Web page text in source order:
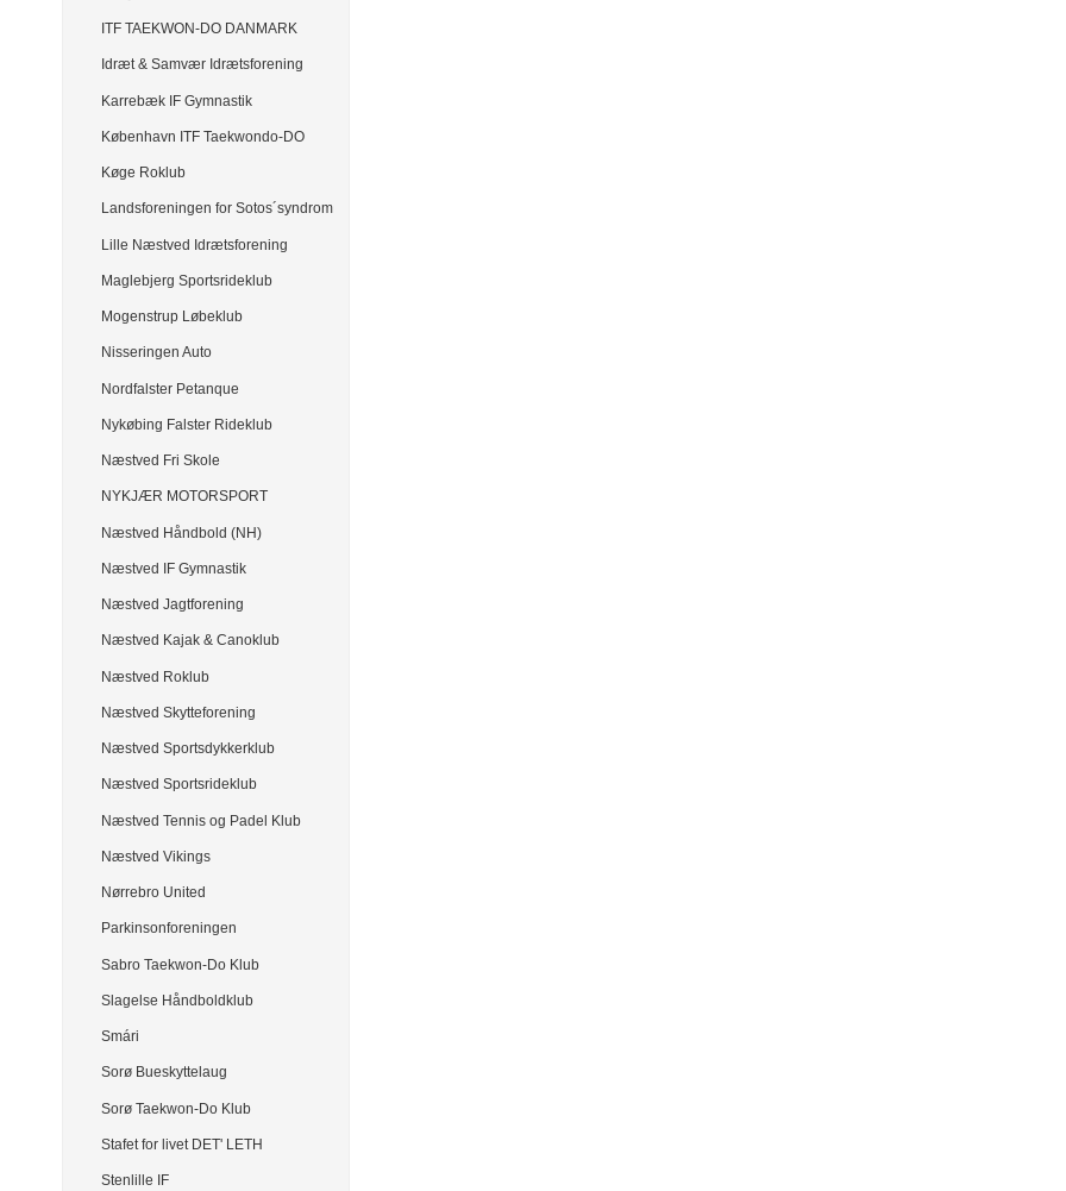
ITF TAEKWON-DO DANMARK
Idræt & Samvær Idrætsforening
Karrebæk IF Gymnastik
København ITF Taekwondo-DO
Køge Roklub
Landsforeningen for Sotos´syndrom
Lille Næstved Idrætsforening
Maglebjerg Sportsrideklub
Mogenstrup Løbeklub
Nisseringen Auto
Nordfalster Petanque
Nykøbing Falster Rideklub
Næstved Fri Skole
NYKJÆR MOTORSPORT
Næstved Håndbold (NH)
Næstved IF Gymnastik
Næstved Jagtforening
Næstved Kajak & Canoklub
Næstved Roklub
Næstved Skytteforening
Næstved Sportsdykkerklub
Næstved Sportsrideklub
Næstved Tennis og Padel Klub
Næstved Vikings
Nørrebro United
Parkinsonforeningen
Sabro Taekwon-Do Klub
Slagelse Håndboldklub
Smári
Sorø Bueskyttelaug
Sorø Taekwon-Do Klub
Stafet for livet DET' LETH
Stenlille IF